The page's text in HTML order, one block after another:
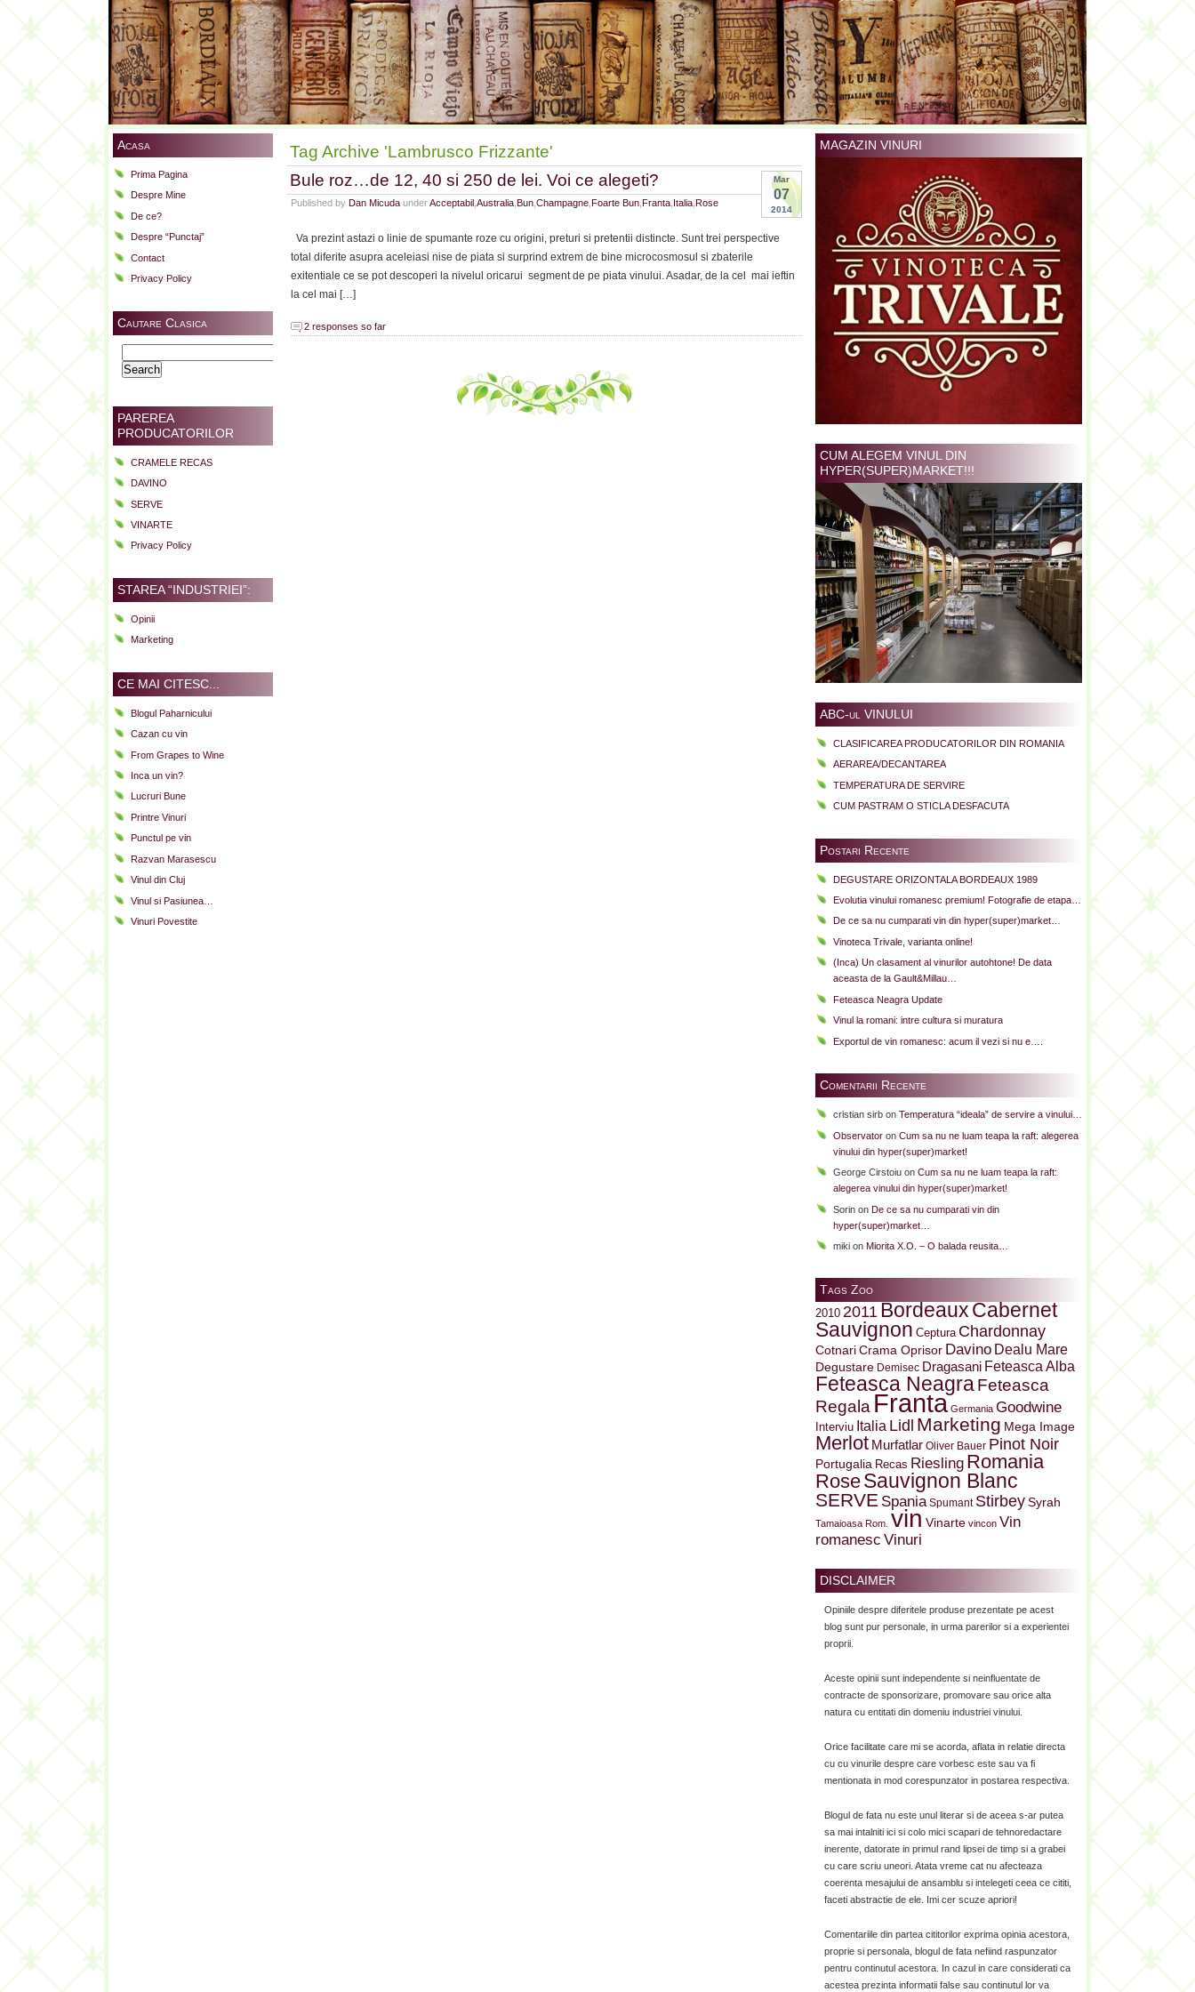
Acasa
Prima Pagina
Despre Mine
De ce?
Despre “Punctaj”
Contact
Privacy Policy
Cautare Clasica
for:
PAREREA
PRODUCATORILOR
CRAMELE RECAS
DAVINO
SERVE
VINARTE
Privacy Policy
STAREA “INDUSTRIEI”:
Opinii
Marketing
CE MAI CITESC...
Blogul Paharnicului
Cazan cu vin
From Grapes to Wine
Inca un vin?
Lucruri Bune
Printre Vinuri
Punctul pe vin
Razvan Marasescu
Vinul din Cluj
Vinul si Pasiunea…
Vinuri Povestite
Tag Archive 'Lambrusco Frizzante'
Mar
07
2014
Bule roz…de 12, 40 si 250 de lei. Voi ce alegeti?
Published by Dan Micuda underAcceptabil Australia Bun Champagne Foarte Bun Franta Italia Rose
Va prezint astazi o linie de spumante roze cu origini, preturi si pretentii distincte. Sunt trei perspective
total diferite asupra aceleiasi nise de piata si surprind extrem de bine microcosmosul si zbaterile
exitentiale ce se pot descoperi la nivelul oricarui segment de pe piata vinului. Asadar, de la cel mai ieftin
la cel mai […]
2 responses so far
MAGAZIN VINURI
CUM ALEGEM VINUL DIN
HYPER(SUPER)MARKET!!!
ABC-ul VINULUI
CLASIFICAREA PRODUCATORILOR DIN ROMANIA
AERAREA/DECANTAREA
TEMPERATURA DE SERVIRE
CUM PASTRAM O STICLA DESFACUTA
Postari Recente
DEGUSTARE ORIZONTALA BORDEAUX 1989
Evolutia vinului romanesc premium! Fotografie de etapa…
De ce sa nu cumparati vin din hyper(super)market…
Vinoteca Trivale, varianta online!
(Inca) Un clasament al vinurilor autohtone! De data
aceasta de la Gault&Millau…
Feteasca Neagra Update
Vinul la romani: intre cultura si muratura
Exportul de vin romanesc: acum il vezi si nu e….
Comentarii Recente
cristian sirb on Temperatura “ideala” de servire a vinului…
Observator on Cum sa nu ne luam teapa la raft: alegerea
vinului din hyper(super)market!
George Cirstoiu on Cum sa nu ne luam teapa la raft:
alegerea vinului din hyper(super)market!
Sorin on De ce sa nu cumparati vin din
hyper(super)market…
miki on Miorita X.O. – O balada reusita…
Tags Zoo
2010 2011 BordeauxCabernet
Sauvignon Ceptura Chardonnay
Cotnari Crama Oprisor Davino Dealu Mare
Degustare Demisec Dragasani Feteasca Alba
Feteasca NeagraFeteasca
Regala Franta Germania Goodwine
Interviu Italia Lidl Marketing Mega Image
Merlot Murfatlar Oliver Bauer Pinot Noir
Portugalia Recas Riesling Romania
RoseSauvignon Blanc
SERVE Spania Spumant Stirbey Syrah
Tamaioasa Rom. vin Vinarte vincon Vin
romanesc Vinuri
DISCLAIMER
Opiniile despre diferitele produse prezentate pe acest
blog sunt pur personale, in urma parerilor si a experientei
proprii.
Aceste opinii sunt independente si neinfluentate de
contracte de sponsorizare, promovare sau orice alta
natura cu entitati din domeniu industriei vinului.
Orice facilitate care mi se acorda, aflata in relatie directa
cu cu vinurile despre care vorbesc este sau va fi
mentionata in mod corespunzator in postarea respectiva.
Blogul de fata nu este unul literar si de aceea s-ar putea
sa mai intalniti ici si colo mici scapari de tehnoredactare
inerente, datorate in primul rand lipsei de timp si a grabei
cu care scriu uneori. Atata vreme cat nu afecteaza
coerenta mesajului de ansamblu si intelegeti ceea ce cititi,
faceti abstractie de ele. Imi cer scuze apriori!
Comentariile din partea cititorilor exprima opinia acestora,
proprie si personala, blogul de fata nefiind raspunzator
pentru continutul acestora. In cazul in care considerati ca
acestea prezinta informatii false sau continutul lor va